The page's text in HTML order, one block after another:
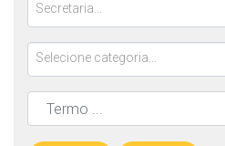
Secretaria...
Selecione categoria...